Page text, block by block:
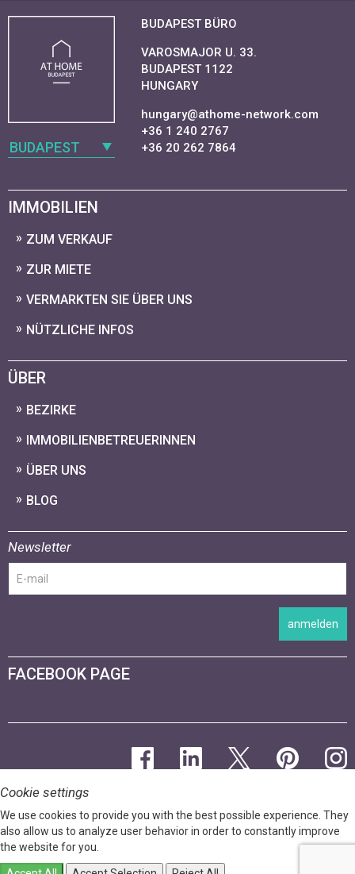
BUDAPEST
BUDAPEST BÜRO
VAROSMAJOR U. 33.
BUDAPEST 1122
HUNGARY
hungary@athome-network.com
+36 1 240 2767
+36 20 262 7864
IMMOBILIEN
ZUM VERKAUF
ZUR MIETE
VERMARKTEN SIE ÜBER UNS
NÜTZLICHE INFOS
ÜBER
BEZIRKE
IMMOBILIENBETREUERINNEN
ÜBER UNS
BLOG
Newsletter
anmelden
FACEBOOK PAGE
Cookie settings
We use cookies to provide you with the best possible experience. They
also allow us to analyze user behavior in order to constantly improve
the website for you.